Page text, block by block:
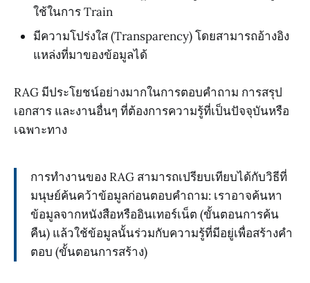
ใช้ในการ Train
มีความโปร่งใส (Transparency) โดยสามารถอ้างอิง
แหล่งที่มาของข้อมูลได้
RAG มีประโยชน์อย่างมากในการตอบคำถาม การสรุป
เอกสาร และงานอื่นๆ ที่ต้องการความรู้ที่เป็นปัจจุบันหรือ
เฉพาะทาง
การทำงานของ RAG สามารถเปรียบเทียบได้กับวิธีที่
มนุษย์ค้นคว้าข้อมูลก่อนตอบคำถาม: เราอาจค้นหา
ข้อมูลจากหนังสือหรืออินเทอร์เน็ต (ขั้นตอนการค้น
คืน) แล้วใช้ข้อมูลนั้นร่วมกับความรู้ที่มีอยู่เพื่อสร้างคำ
ตอบ (ขั้นตอนการสร้าง)